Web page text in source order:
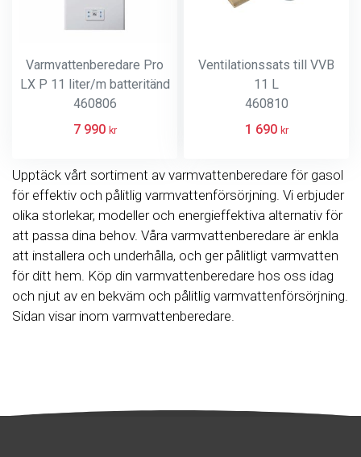
Varmvattenberedare Pro
LX P 11 liter/m batteritänd
460806
7 990 kr
Ventilationssats till VVB
11 L
460810
1 690 kr
Upptäck vårt sortiment av varmvattenberedare för gasol
för effektiv och pålitlig varmvattenförsörjning. Vi erbjuder
olika storlekar, modeller och energieffektiva alternativ för
att passa dina behov. Våra varmvattenberedare är enkla
att installera och underhålla, och ger pålitligt varmvatten
för ditt hem. Köp din varmvattenberedare hos oss idag
och njut av en bekväm och pålitlig varmvattenförsörjning.
Sidan visar inom varmvattenberedare.